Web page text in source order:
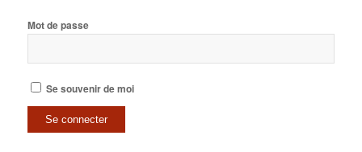
Mot de passe
Se souvenir de moi